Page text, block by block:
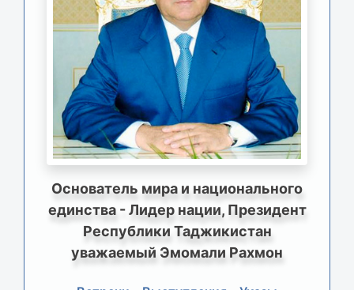
Основатель мира и национального
единства - Лидер нации, Президент
Республики Таджикистан
уважаемый Эмомали Рахмон